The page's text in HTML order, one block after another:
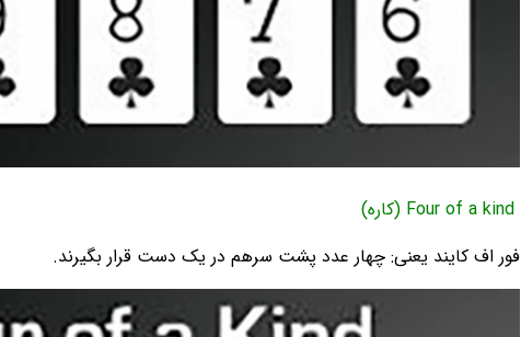
فور اف کایند یعنی: چهار عدد پشت سرهم در یک دست قرار بگیرند.